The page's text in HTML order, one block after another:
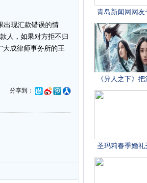
出现汇款错误的情
人，如果对方拒不归
大成律师事务所的王
分享到：